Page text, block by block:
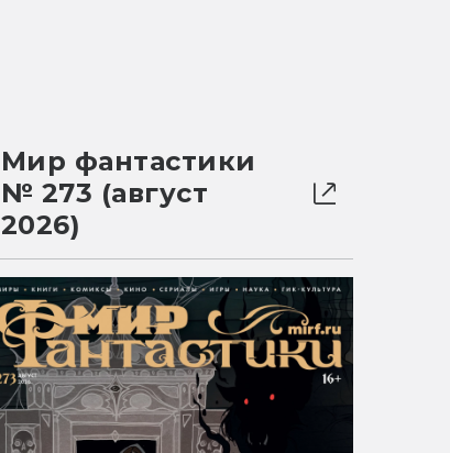
Мир фантастики
№ 273 (август
2026)